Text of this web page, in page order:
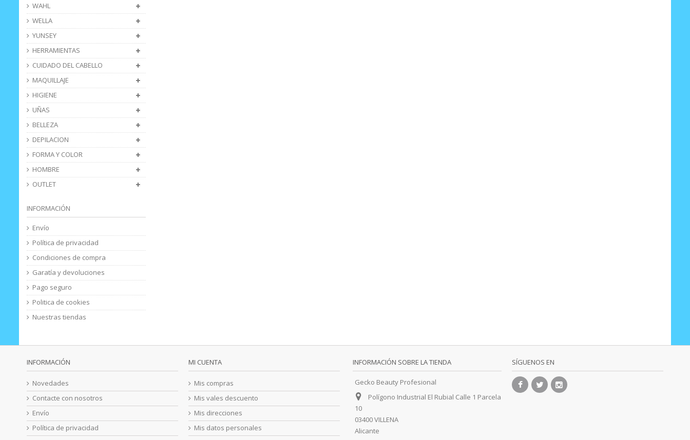
WAHL
WELLA
YUNSEY
HERRAMIENTAS
CUIDADO DEL CABELLO
MAQUILLAJE
HIGIENE
UÑAS
BELLEZA
DEPILACION
FORMA Y COLOR
HOMBRE
OUTLET
INFORMACIÓN
Envío
Política de privacidad
Condiciones de compra
Garatía y devoluciones
Pago seguro
Politica de cookies
Nuestras tiendas
INFORMACIÓN
Novedades
Contacte con nosotros
Envío
Política de privacidad
MI CUENTA
Mis compras
Mis vales descuento
Mis direcciones
Mis datos personales
INFORMACIÓN SOBRE LA TIENDA
Gecko Beauty Profesional
Polígono Industrial El Rubial Calle 1 Parcela
10
03400 VILLENA
Alicante
SÍGUENOS EN